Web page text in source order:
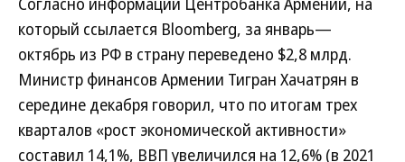
который ссылается Bloomberg, за январь—
октябрь из РФ в страну переведено $2,8 млрд.
Министр финансов Армении Тигран Хачатрян в
середине декабря говорил, что по итогам трех
кварталов «рост экономической активности»
составил 14,1%, ВВП увеличился на 12,6% (в 2021